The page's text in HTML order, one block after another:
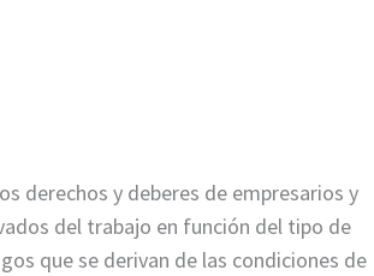
derechos y deberes de empresarios y
del trabajo en función del tipo de
que se derivan de las condiciones de